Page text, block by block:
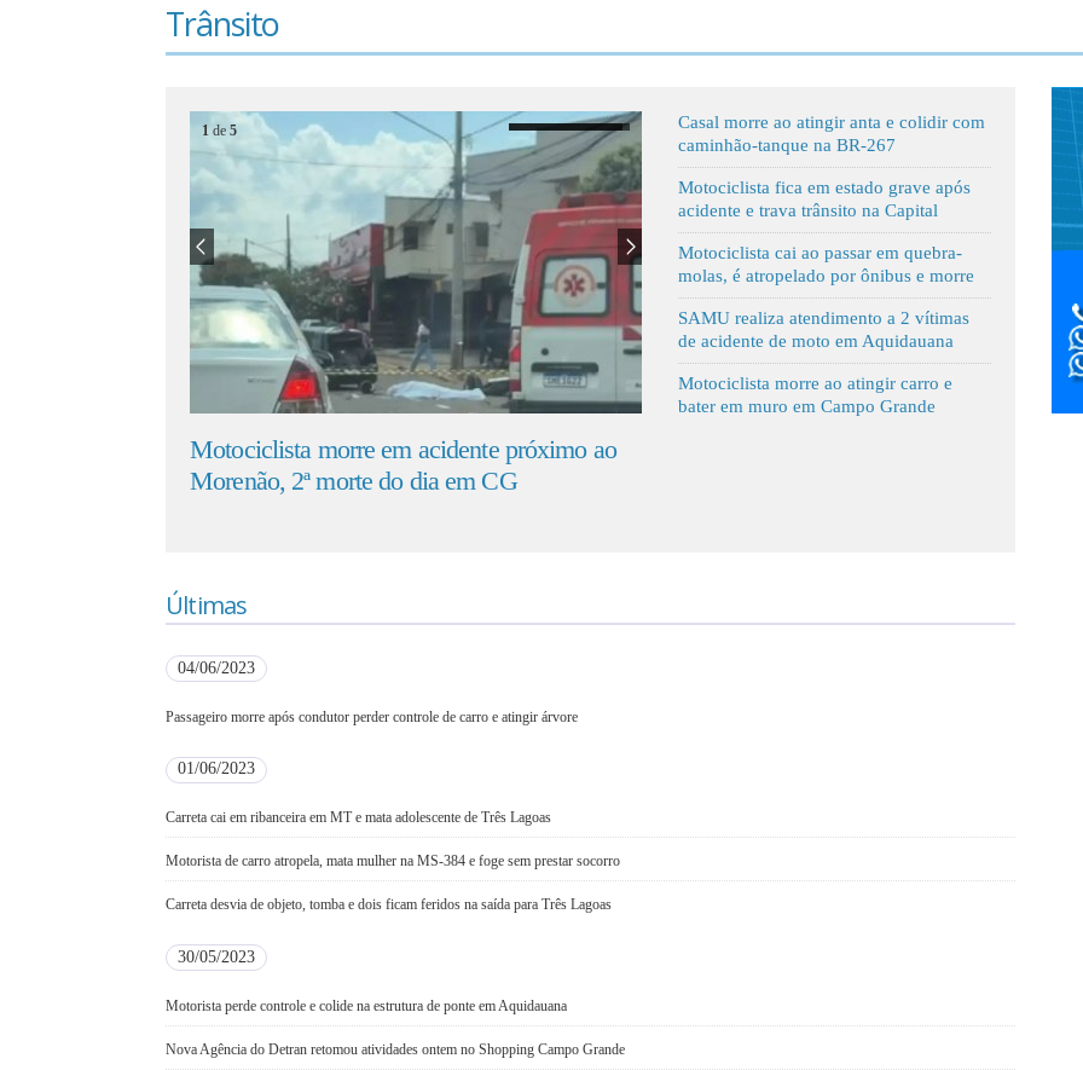
Trânsito
Motociclista morre em acidente próximo ao
Morenão, 2ª morte do dia em CG
Batida entre carro e ambulância deixa mulher
e quatro crianças feridas
1 de5
Casal morre ao atingir anta e colidir com
caminhão-tanque na BR-267
Motociclista fica em estado grave após
acidente e trava trânsito na Capital
Motociclista cai ao passar em quebra-
molas, é atropelado por ônibus e morre
SAMU realiza atendimento a 2 vítimas
de acidente de moto em Aquidauana
Motociclista morre ao atingir carro e
bater em muro em Campo Grande
Últimas
04/06/2023
Passageiro morre após condutor perder controle de carro e atingir árvore
01/06/2023
Carreta cai em ribanceira em MT e mata adolescente de Três Lagoas
Motorista de carro atropela, mata mulher na MS-384 e foge sem prestar socorro
Carreta desvia de objeto, tomba e dois ficam feridos na saída para Três Lagoas
30/05/2023
Motorista perde controle e colide na estrutura de ponte em Aquidauana
Nova Agência do Detran retomou atividades ontem no Shopping Campo Grande